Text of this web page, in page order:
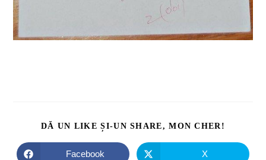
DĂ UN LIKE ȘI-UN SHARE, MON CHER!
Facebook X